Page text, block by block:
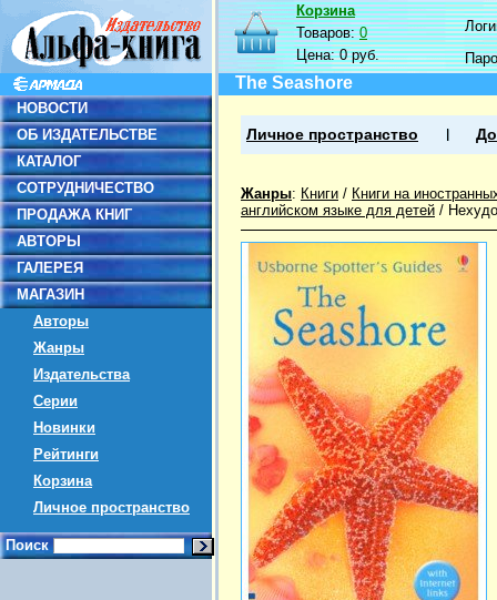
НОВОСТИ
ОБ ИЗДАТЕЛЬСТВЕ
КАТАЛОГ
СОТРУДНИЧЕСТВО
ПРОДАЖА КНИГ
АВТОРЫ
ГАЛЕРЕЯ
МАГАЗИН
Авторы
Жанры
Издательства
Серии
Новинки
Рейтинги
Корзина
Личное пространство
Поиск
Корзина
Товаров:0
Цена:0 руб.
The Seashore
Личное пространство
Жанры: Книги / Книги на
английском языке для детей /